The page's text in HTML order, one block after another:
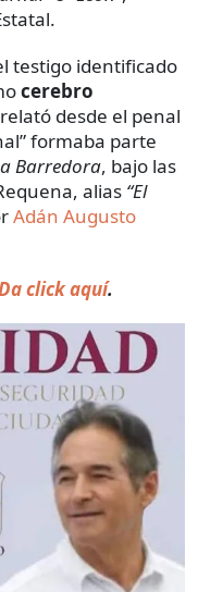
testigo identificado
cerebro
desde el penal
formaba parte
Barredora, bajo las
alias “El
Adán Augusto
click aquí.